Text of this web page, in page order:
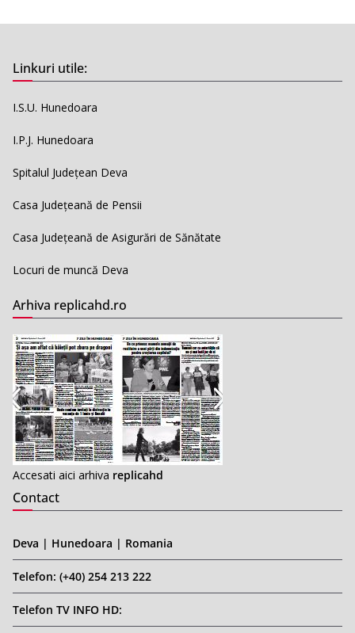
Linkuri utile:
I.S.U. Hunedoara
I.P.J. Hunedoara
Spitalul Județean Deva
Casa Județeană de Pensii
Casa Județeană de Asigurări de Sănătate
Locuri de muncă Deva
Arhiva replicahd.ro
Accesati aici arhiva replicahd
Contact
Deva | Hunedoara | Romania
Telefon: (+40) 254 213 222
Telefon TV INFO HD: